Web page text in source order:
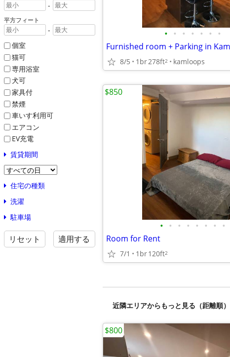
-
平方フィート
-
個室
猫可
専用浴室
犬可
家具付
禁煙
車いす利用可
エアコン
EV充電
賃貸期間
住宅の種類
洗濯
駐車場
リセット 適用する
• • • • • • •
8/5 1br278ft2 kamloops
• • • • • • • •
Room for Rent
7/1 1br120ft2
$850
近隣エリアからもっと見る（距離順）
$800